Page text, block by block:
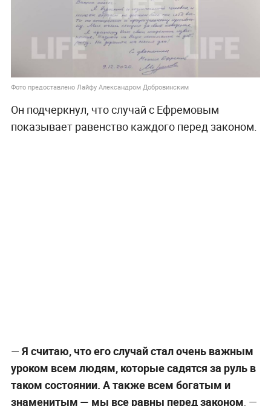
Фото предоставлено Лайфу Александром Добровинским
Он подчеркнул, что случай с Ефремовым
показывает равенство каждого перед законом.
— Я считаю, что его случай стал очень важным
уроком всем людям, которые садятся за руль в
таком состоянии. А также всем богатым и
знаменитым — мы все равны перед законом, —